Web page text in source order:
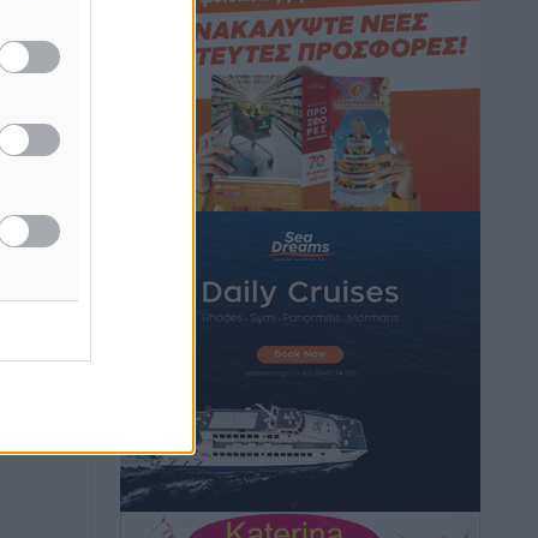
Hotels – Χατζηλαζάρου – Προχωρά
καινούργιο ξενοδοχείο στην Κω
Τοπικές Ειδήσεις• πριν 6 ώρες
Αυτοκίνητο μπήκε παράνομα σε
μονόδρομο στο Μαστιχάρι –
Αναποδογύρισε όχημα με μητέρα και
πριν 6 ώρες
“Η Ευρώπη αντιμετώπιζε το
προσφυγικό σαν ταινία τρόμου” – Η
συγκλονιστική μαρτυρία της Χαρούλας
Γιασιράνη στον RV για τα γεγονότα που
οδήγησαν στο Σύμφωνο της Λέρου
Τοπικές Ειδήσεις• πριν 6 ώρες
Συναυλία με τον Γιάννη Κότσιρα στις